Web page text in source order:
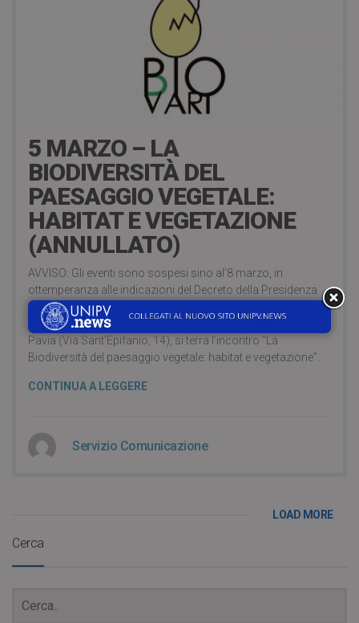
5 MARZO – LA
BIODIVERSITÀ DEL
PAESAGGIO VEGETALE:
HABITAT E VEGETAZIONE
(ANNULLATO)
AVVISO: Gli eventi sono sospesi sino al’8 marzo, in
ottemperanza alle indicazioni del Decreto della Presidenza
del Consiglio dei Ministri del 1° marzo 2020. *** Giovedì 5
marzo 2020, alle ore 15.00, presso l’Orto Botanico di
Pavia (Via Sant’Epifanio, 14), si terrà l’incontro “La
Biodiversità del paesaggio vegetale: habitat e vegetazione”.
CONTINUA A LEGGERE
Servizio Comunicazione
LOAD MORE
Cerca